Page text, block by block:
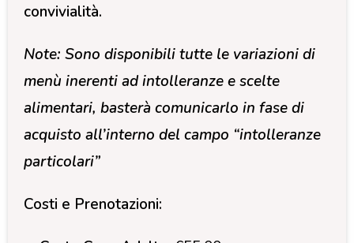
convivialità.
Note: Sono disponibili tutte le variazioni di
menù inerenti ad intolleranze e scelte
alimentari, basterà comunicarlo in fase di
acquisto all’interno del campo “intolleranze
particolari”
Costi e Prenotazioni: